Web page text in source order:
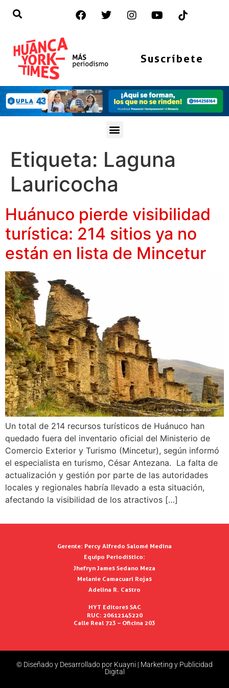
Suscríbete
Etiqueta: Laguna
Lauricocha
Huánuco pierde visibilidad
turística: 214 sitios ya no
están en lista de Mincetur
Un total de 214 recursos turísticos de Huánuco han
quedado fuera del inventario oficial del Ministerio de
Comercio Exterior y Turismo (Mincetur), según informó
el especialista en turismo, César Antezana. La falta de
actualización y gestión por parte de las autoridades
locales y regionales habría llevado a esta situación,
afectando la visibilidad de los atractivos […]
Gerente: Percy Alfredo Salomé Medina
Equipo Periodístico:
Jhefryn James Sedano Meza
Melanie Camacuari Rojas
Adelina R. Castro
HYT Editores SAC
RUC: 20612145220
Calle Real 723 – Oficina 203
© Diseñado y Desarrollado por Kuayni | Marketing y Publicidad
Digital